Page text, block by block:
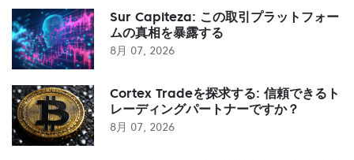
Sur Capiteza: この取引プラットフォー
ムの真相を暴露する
8月 07, 2026
Cortex Tradeを探求する: 信頼できるト
レーディングパートナーですか？
8月 07, 2026